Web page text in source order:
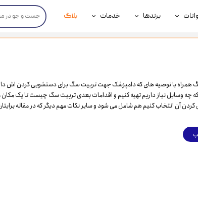
پرندگان
برندها
جوسرا
برند رفلکس(Reflex)
بیفار
خدمات
خدمات آنلاین دامپزشکی
بلاگ
با توصیه های که دامپزشک جهت تربیت سگ برای دستشویی کردن اش
چه وسایل نیاز داریم تهیه کنیم و اقدامات بعدی تربیت سگ چیست تا یک
آن انتخاب کنیم هم شامل می شود و سایر نکات مهم دیگر که در مقاله